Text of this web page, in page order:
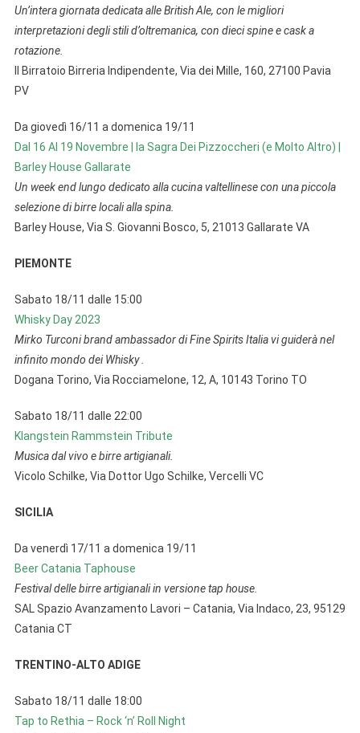
Un’intera giornata dedicata alle British Ale, con le migliori
interpretazioni degli stili d’oltremanica, con dieci spine e cask a
rotazione.
Il Birratoio Birreria Indipendente, Via dei Mille, 160, 27100 Pavia
PV
Da giovedì 16/11 a domenica 19/11
Dal 16 Al 19 Novembre | la Sagra Dei Pizzoccheri (e Molto Altro) |
Barley House Gallarate
Un week end lungo dedicato alla cucina valtellinese con una piccola
selezione di birre locali alla spina.
Barley House, Via S. Giovanni Bosco, 5, 21013 Gallarate VA
PIEMONTE
Sabato 18/11 dalle 15:00
Whisky Day 2023
Mirko Turconi brand ambassador di Fine Spirits Italia vi guiderà nel
infinito mondo dei Whisky .
Dogana Torino, Via Rocciamelone, 12, A, 10143 Torino TO
Sabato 18/11 dalle 22:00
Klangstein Rammstein Tribute
Musica dal vivo e birre artigianali.
Vicolo Schilke, Via Dottor Ugo Schilke, Vercelli VC
SICILIA
Da venerdì 17/11 a domenica 19/11
Beer Catania Taphouse
Festival delle birre artigianali in versione tap house.
SAL Spazio Avanzamento Lavori – Catania, Via Indaco, 23, 95129
Catania CT
TRENTINO-ALTO ADIGE
Sabato 18/11 dalle 18:00
Tap to Rethia – Rock ‘n’ Roll Night